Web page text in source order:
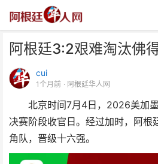
阿根廷3:2艰难淘汰佛
cui
1个月前 · 阿根廷华人网
北京时间7月4日，2026美加
决赛阶段收官日。经过加时，阿根
角队，晋级十六强。
阿根廷3:2艰难淘汰佛得角